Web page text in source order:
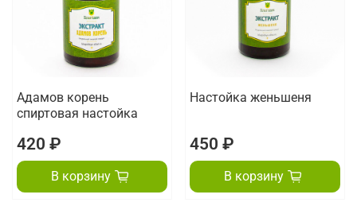
Адамов корень
спиртовая настойка
420 ₽
В корзину
Настойка женьшеня
450 ₽
В корзину